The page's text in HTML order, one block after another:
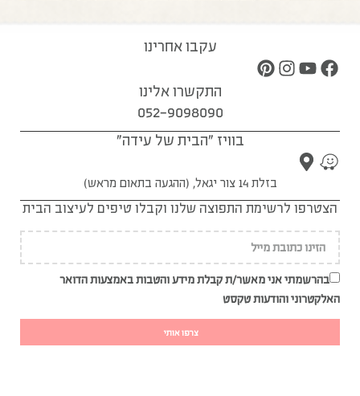
עקבו אחרינו
התקשרו אלינו
052-9098090
בוויז "הבית של עידה"
בזלת 14 צור יגאל, (ההגעה בתאום מראש)
הצטרפו לרשימת התפוצה שלנו וקבלו טיפים לעיצוב הבית
בהרשמתי אני מאשר/ת קבלת מידע והטבות באמצעות הדואר
האלקטרוני והודעות טקסט
צרפו אותי